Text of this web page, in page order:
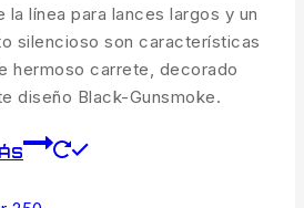
la línea para lances largos y un
silencioso son características
hermoso carrete, decorado
diseño Black-Gunsmoke.